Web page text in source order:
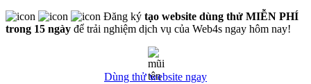
Đăng ký tạo website dùng thử MIỄN PHÍ
trong 15 ngày để trải nghiệm dịch vụ của Web4s ngay hôm nay!
Dùng thử website ngay